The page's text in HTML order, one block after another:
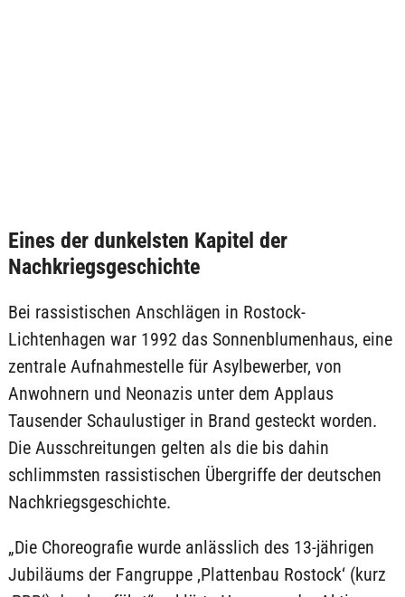
Eines der dunkelsten Kapitel der
Nachkriegsgeschichte
Bei rassistischen Anschlägen in Rostock-
Lichtenhagen war 1992 das Sonnenblumenhaus, eine
zentrale Aufnahmestelle für Asylbewerber, von
Anwohnern und Neonazis unter dem Applaus
Tausender Schaulustiger in Brand gesteckt worden.
Die Ausschreitungen gelten als die bis dahin
schlimmsten rassistischen Übergriffe der deutschen
Nachkriegsgeschichte.
„Die Choreografie wurde anlässlich des 13-jährigen
Jubiläums der Fangruppe ‚Plattenbau Rostock‘ (kurz